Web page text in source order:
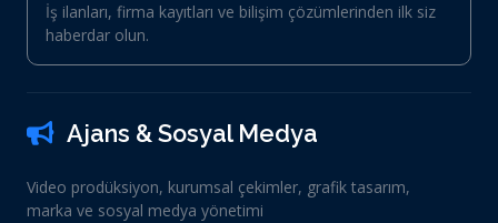
İş ilanları, firma kayıtları ve bilişim çözümlerinden ilk siz
haberdar olun.
Ajans & Sosyal Medya
Video prodüksiyon, kurumsal çekimler, grafik tasarım,
marka ve sosyal medya yönetimi